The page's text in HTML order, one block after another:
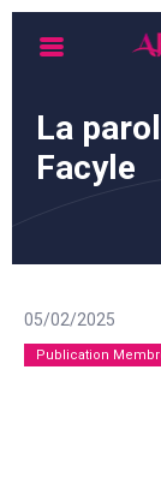
La
Facyle
05/02/2025
Publication